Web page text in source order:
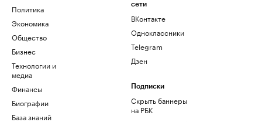
Политика
Экономика
Общество
Бизнес
Технологии и
медиа
Финансы
Биографии
База знаний
сети
ВКонтакте
Одноклассники
Telegram
Дзен
Подписки
Скрыть баннеры
на РБК